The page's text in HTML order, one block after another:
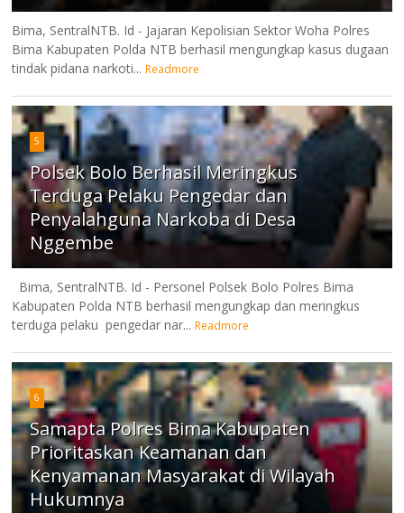
Bima, SentralNTB. Id - Jajaran Kepolisian Sektor Woha Polres
Bima Kabupaten Polda NTB berhasil mengungkap kasus dugaan
tindak pidana narkoti... Readmore
5
Polsek Bolo Berhasil Meringkus
Terduga Pelaku Pengedar dan
Penyalahguna Narkoba di Desa
Nggembe
Bima, SentralNTB. Id - Personel Polsek Bolo Polres Bima
Kabupaten Polda NTB berhasil mengungkap dan meringkus
terduga pelaku pengedar nar... Readmore
6
Samapta Polres Bima Kabupaten
Prioritaskan Keamanan dan
Kenyamanan Masyarakat di Wilayah
Hukumnya